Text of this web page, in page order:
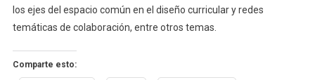
los ejes del espacio común en el diseño curricular y redes
temáticas de colaboración, entre otros temas.
Comparte esto: